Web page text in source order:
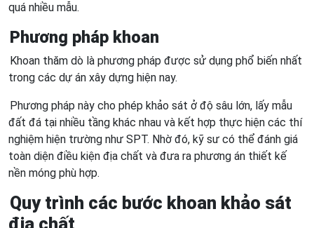
quá nhiều mẫu.
Phương pháp khoan
Khoan thăm dò là phương pháp được sử dụng phổ biến nhất
trong các dự án xây dựng hiện nay.
Phương pháp này cho phép khảo sát ở độ sâu lớn, lấy mẫu
đất đá tại nhiều tầng khác nhau và kết hợp thực hiện các thí
nghiệm hiện trường như SPT. Nhờ đó, kỹ sư có thể đánh giá
toàn diện điều kiện địa chất và đưa ra phương án thiết kế
nền móng phù hợp.
Quy trình các bước khoan khảo sát